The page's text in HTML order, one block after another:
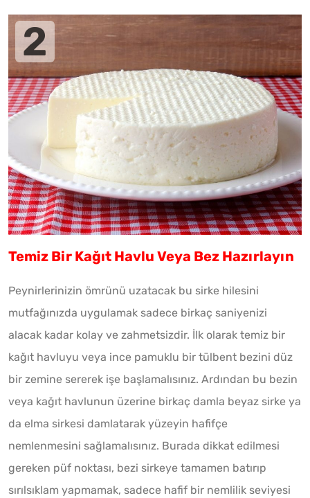
Temiz Bir Kağıt Havlu Veya Bez Hazırlayın
Peynirlerinizin ömrünü uzatacak bu sirke hilesini
mutfağınızda uygulamak sadece birkaç saniyenizi
alacak kadar kolay ve zahmetsizdir. İlk olarak temiz bir
kağıt havluyu veya ince pamuklu bir tülbent bezini düz
bir zemine sererek işe başlamalısınız. Ardından bu bezin
veya kağıt havlunun üzerine birkaç damla beyaz sirke ya
da elma sirkesi damlatarak yüzeyin hafifçe
nemlenmesini sağlamalısınız. Burada dikkat edilmesi
gereken püf noktası, bezi sirkeye tamamen batırıp
sırılsıklam yapmamak, sadece hafif bir nemlilik seviyesi